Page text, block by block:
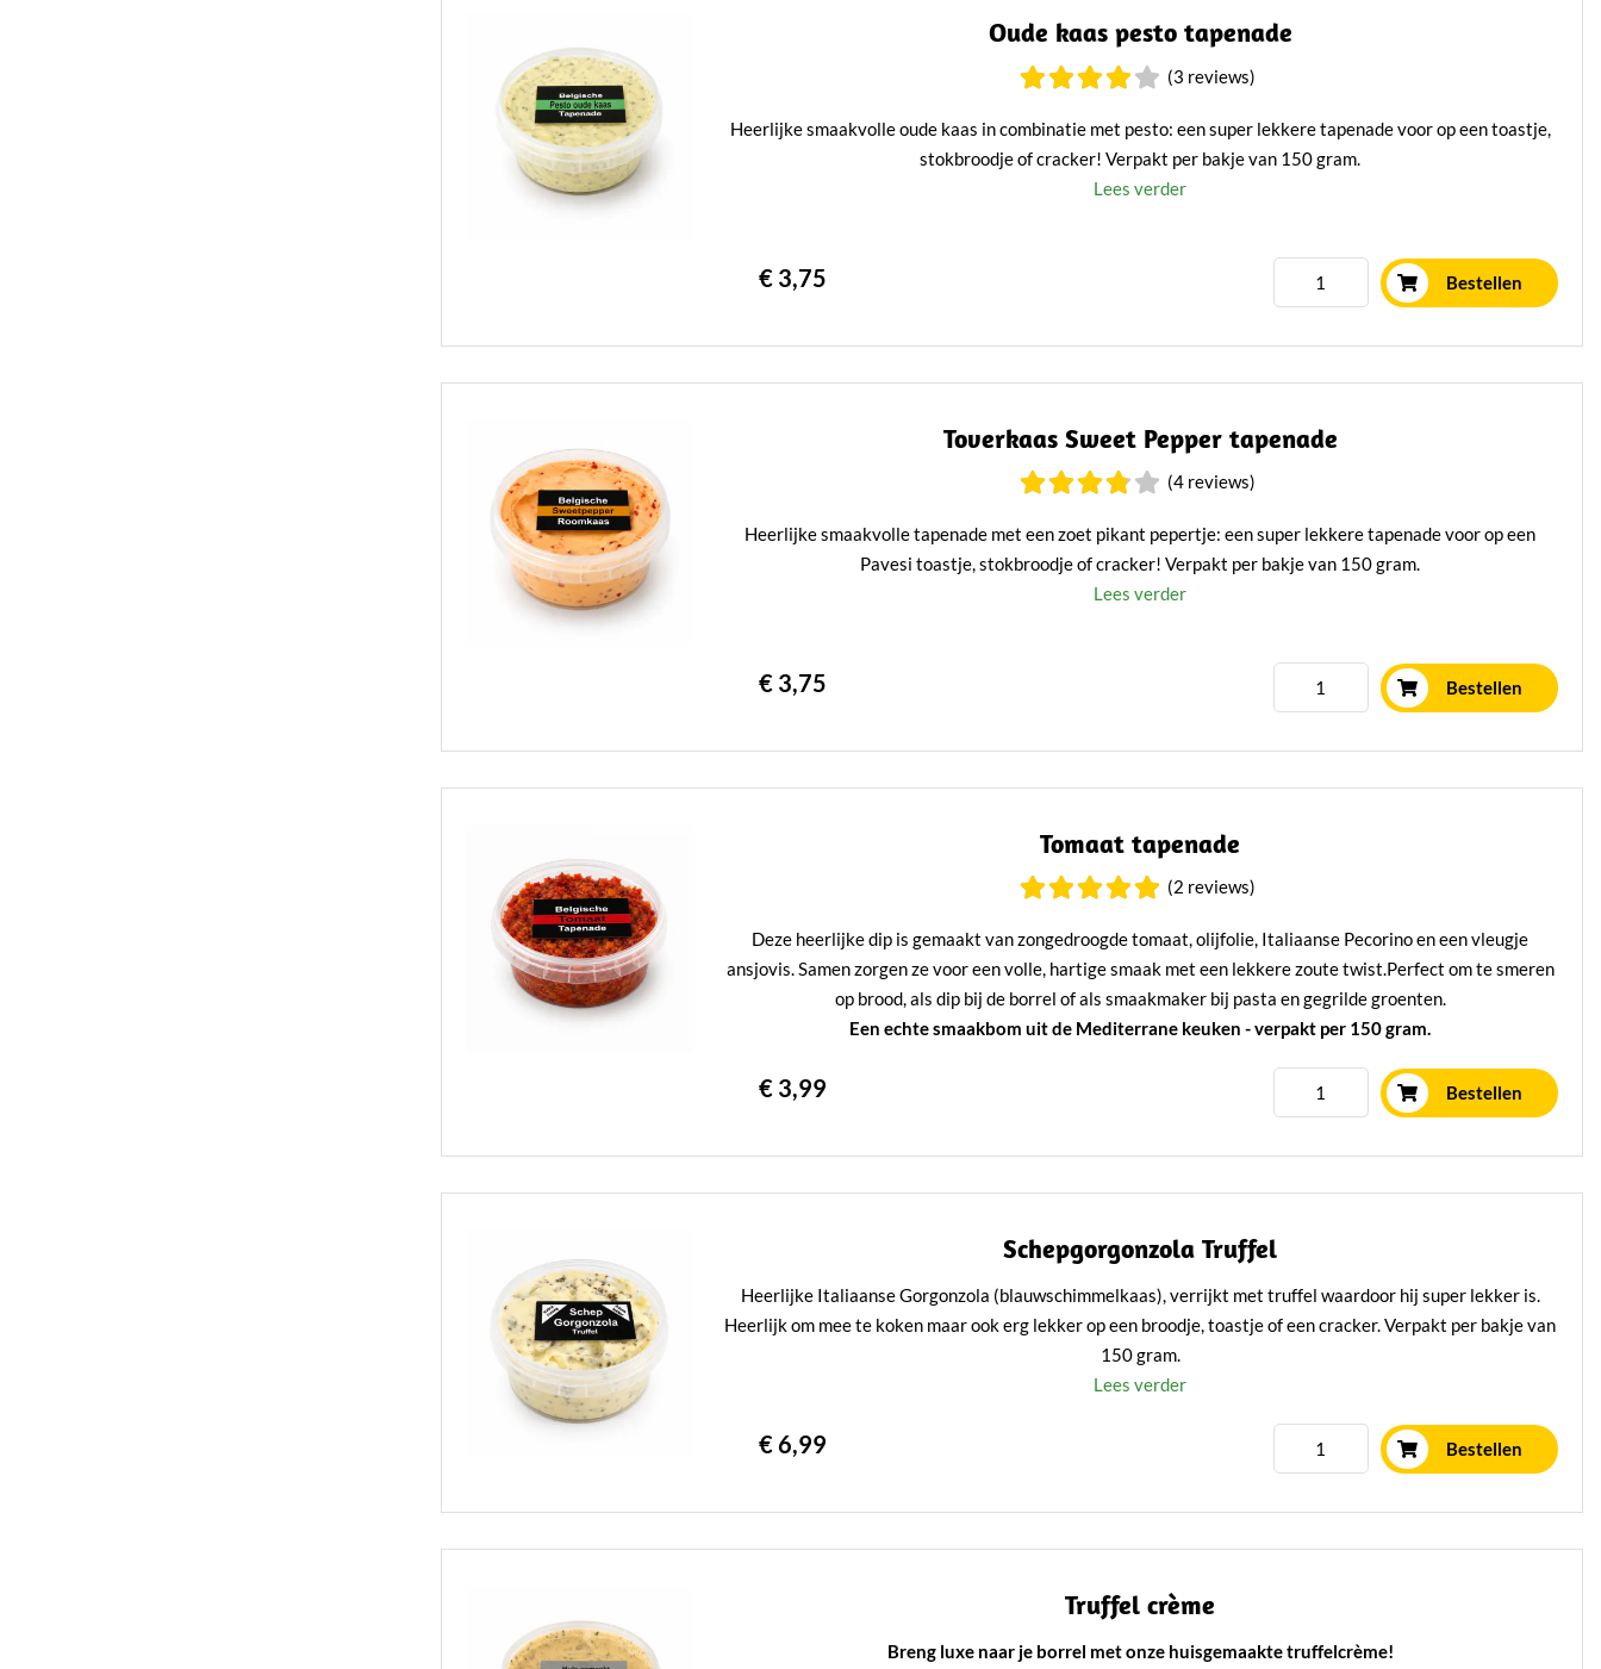
Oude kaas pesto tapenade
(3 reviews)
Heerlijke smaakvolle oude kaas in combinatie met pesto: een super lekkere tapenade voor op een toastje,
stokbroodje of cracker! Verpakt per bakje van 150 gram.
Lees verder
€ 3,75 Bestellen
Toverkaas Sweet Pepper tapenade
(4 reviews)
Heerlijke smaakvolle tapenade met een zoet pikant pepertje: een super lekkere tapenade voor op een
Pavesi toastje, stokbroodje of cracker! Verpakt per bakje van 150 gram.
Lees verder
€ 3,75 Bestellen
Tomaat tapenade
(2 reviews)
Deze heerlijke dip is gemaakt van zongedroogde tomaat, olijfolie, Italiaanse Pecorino en een vleugje
ansjovis. Samen zorgen ze voor een volle, hartige smaak met een lekkere zoute twist.Perfect om te smeren
op brood, als dip bij de borrel of als smaakmaker bij pasta en gegrilde groenten.
Een echte smaakbom uit de Mediterrane keuken - verpakt per 150 gram.
€ 3,99 Bestellen
Schepgorgonzola Truffel
Heerlijke Italiaanse Gorgonzola (blauwschimmelkaas), verrijkt met truffel waardoor hij super lekker is.
Heerlijk om mee te koken maar ook erg lekker op een broodje, toastje of een cracker. Verpakt per bakje van
150 gram.
Lees verder
€ 6,99 Bestellen
Truffel crème
Breng luxe naar je borrel met onze huisgemaakte truffelcrème!